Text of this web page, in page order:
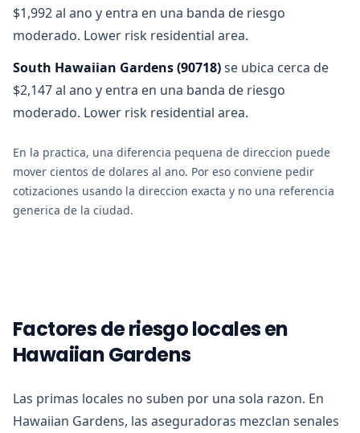
$1,992 al ano y entra en una banda de riesgo
moderado. Lower risk residential area.
South Hawaiian Gardens(90718)se ubica cerca de
$2,147 al ano y entra en una banda de riesgo
moderado. Lower risk residential area.
En la practica, una diferencia pequena de direccion puede
mover cientos de dolares al ano. Por eso conviene pedir
cotizaciones usando la direccion exacta y no una referencia
generica de la ciudad.
Factores de riesgo locales en
Hawaiian Gardens
Las primas locales no suben por una sola razon. En
Hawaiian Gardens, las aseguradoras mezclan senales